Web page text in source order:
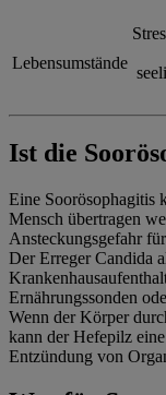
Lebensumstände
Ist die
Eine Soorösophagitis
Mensch übertragen
Ansteckungsgefahr
Der Erreger Candida
Ernährungssonden
Wenn der Körper
kann der Hefepilz
Entzündung von